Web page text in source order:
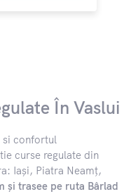
În Vaslui
si confortul
curse regulate din
Iași, Piatra Neamț,
și trasee pe ruta Bârlad